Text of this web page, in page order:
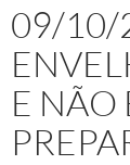
09/10/
E NÃO